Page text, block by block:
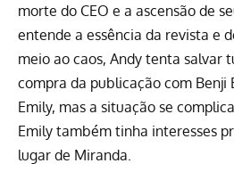
morte do CEO e a ascensão de
entende a essência da revista e
meio ao caos, Andy tenta salvar
compra da publicação com Benji
Emily, mas a situação se
Emily também tinha interesses
lugar de Miranda.